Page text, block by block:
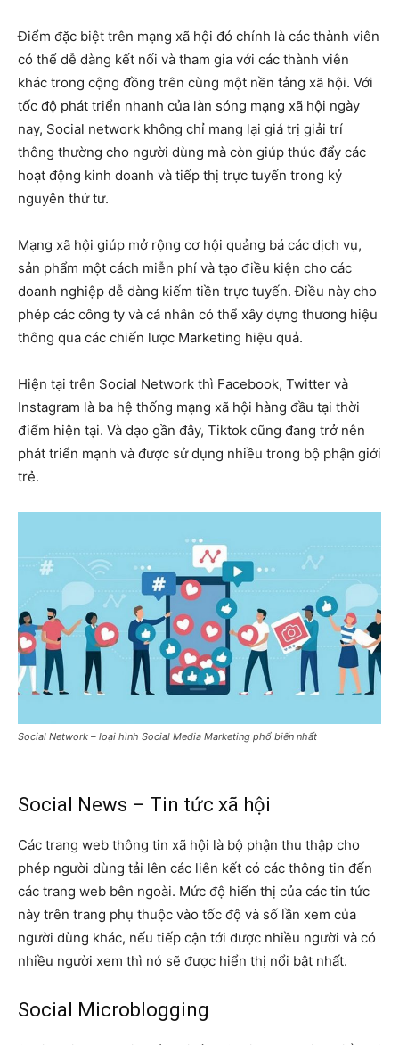
Điểm đặc biệt trên mạng xã hội đó chính là các thành viên
có thể dễ dàng kết nối và tham gia với các thành viên
khác trong cộng đồng trên cùng một nền tảng xã hội. Với
tốc độ phát triển nhanh của làn sóng mạng xã hội ngày
nay, Social network không chỉ mang lại giá trị giải trí
thông thường cho người dùng mà còn giúp thúc đẩy các
hoạt động kinh doanh và tiếp thị trực tuyến trong kỷ
nguyên thứ tư.
Mạng xã hội giúp mở rộng cơ hội quảng bá các dịch vụ,
sản phẩm một cách miễn phí và tạo điều kiện cho các
doanh nghiệp dễ dàng kiếm tiền trực tuyến. Điều này cho
phép các công ty và cá nhân có thể xây dựng thương hiệu
thông qua các chiến lược Marketing hiệu quả.
Hiện tại trên Social Network thì Facebook, Twitter và
Instagram là ba hệ thống mạng xã hội hàng đầu tại thời
điểm hiện tại. Và dạo gần đây, Tiktok cũng đang trở nên
phát triển mạnh và được sử dụng nhiều trong bộ phận giới
trẻ.
Social Network – loại hình Social Media Marketing phổ biến nhất
Social News – Tin tức xã hội
Các trang web thông tin xã hội là bộ phận thu thập cho
phép người dùng tải lên các liên kết có các thông tin đến
các trang web bên ngoài. Mức độ hiển thị của các tin tức
này trên trang phụ thuộc vào tốc độ và số lần xem của
người dùng khác, nếu tiếp cận tới được nhiều người và có
nhiều người xem thì nó sẽ được hiển thị nổi bật nhất.
Social Microblogging